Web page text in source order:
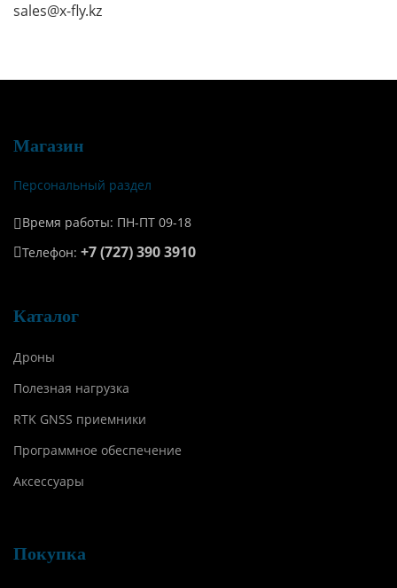
sales@x-fly.kz
Магазин
Персональный раздел
Время работы: ПН-ПТ 09-18
Телефон: +7 (727) 390 3910
Каталог
Дроны
Полезная нагрузка
RTK GNSS приемники
Программное обеспечение
Аксессуары
Покупка